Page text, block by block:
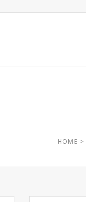
HOME >